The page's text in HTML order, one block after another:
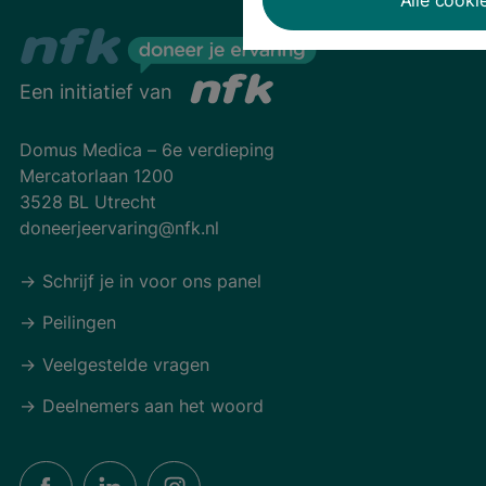
Een initiatief van
Domus Medica – 6e verdieping
Mercatorlaan 1200
3528 BL Utrecht
doneerjeervaring@nfk.nl
Schrijf je in voor ons panel
Peilingen
Veelgestelde vragen
Deelnemers aan het woord